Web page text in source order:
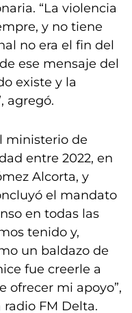
“La violencia
y no tiene
no era el fin del
ese mensaje del
existe y la
agregó.
ministerio de
entre 2022, en
Alcorta, y
el mandato
en todas las
tenido y,
un baldazo de
fue creerle a
ofrecer mi apoyo”,
FM Delta.